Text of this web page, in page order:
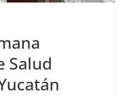
Salud